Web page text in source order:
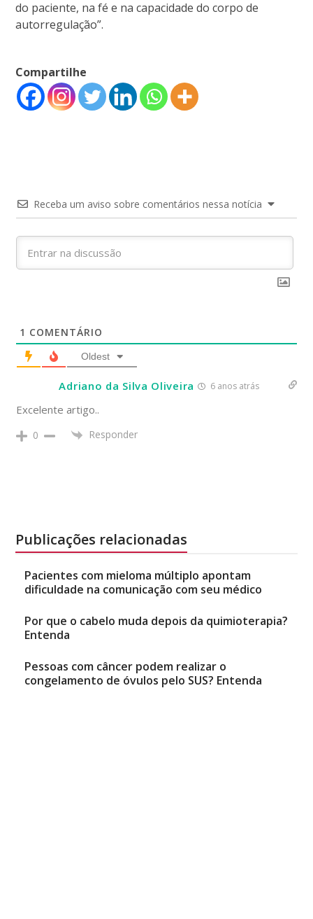
do paciente, na fé e na capacidade do corpo de
autorregulação”.
Compartilhe
Receba um aviso sobre comentários nessa notícia
1 COMENTÁRIO
Oldest
Adriano da Silva Oliveira 6 anos atrás
Excelente artigo..
0 Responder
Publicações relacionadas
Pacientes com mieloma múltiplo apontam
dificuldade na comunicação com seu médico
Por que o cabelo muda depois da quimioterapia?
Entenda
Pessoas com câncer podem realizar o
congelamento de óvulos pelo SUS? Entenda